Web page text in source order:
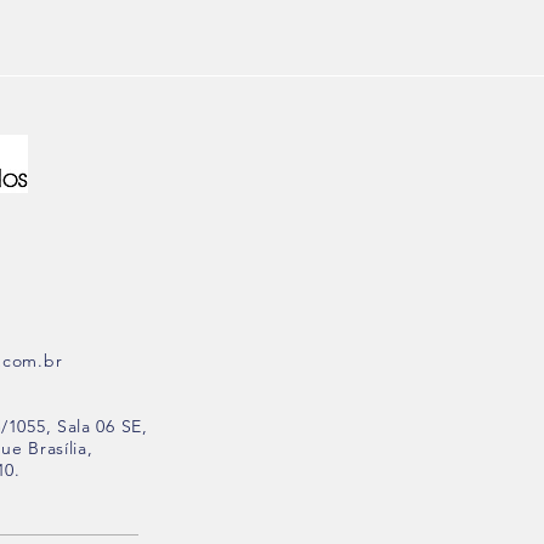
Sala 06 SE,
Brasília,